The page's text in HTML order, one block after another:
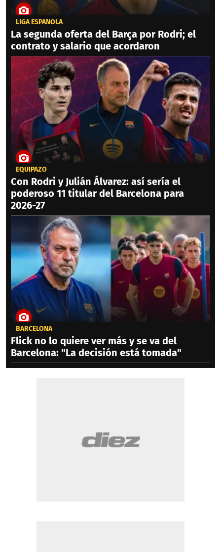
LIGA ESPAÑOLA
La segunda oferta del Barça por Rodri; el
contrato y salario que acordaron
EQUIPAZO
Con Rodri y Julián Álvarez: así sería el
poderoso 11 titular del Barcelona para
2026-27
BARCELONA
Flick no lo quiere ver más y se va del
Barcelona: "La decisión está tomada"